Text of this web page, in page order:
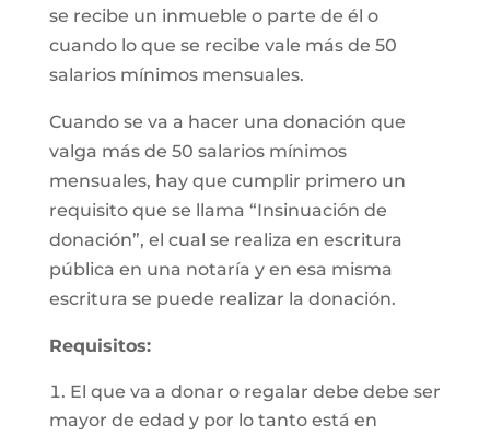
se recibe un inmueble o parte de él o
cuando lo que se recibe vale más de 50
salarios mínimos mensuales.
Cuando se va a hacer una donación que
valga más de 50 salarios mínimos
mensuales, hay que cumplir primero un
requisito que se llama “Insinuación de
donación”, el cual se realiza en escritura
pública en una notaría y en esa misma
escritura se puede realizar la donación.
Requisitos:
El que va a donar o regalar debe debe ser
mayor de edad y por lo tanto está en